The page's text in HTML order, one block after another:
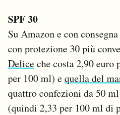
SPF 30
Su Amazon e con
con protezione 30 più
Deliceche costa 2,90 euro
per 100 ml) equella del
quattro confezioni da 50
(quindi 2,33 per 100 ml di